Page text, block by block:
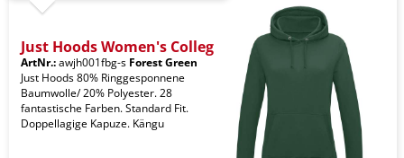
Just Hoods Women's Colleg
ArtNr.:awjh001fbg-s Forest Green
Just Hoods 80% Ringgesponnene
Baumwolle/ 20% Polyester. 28
fantastische Farben. Standard Fit.
Doppellagige Kapuze. Kängu